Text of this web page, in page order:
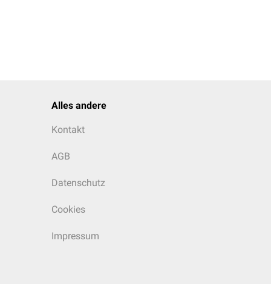
Alles andere
Kontakt
AGB
Datenschutz
Cookies
Impressum